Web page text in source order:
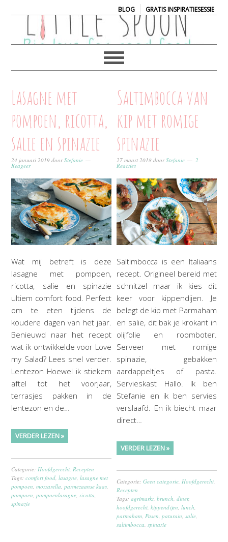
BLOG| GRATIS INSPIRATIESESSIE
Lasagne met
pompoen, ricotta,
salie en spinazie
24 januari 2019 doorStefanie
Reageer
Wat mij betreft is deze
lasagne met pompoen,
ricotta, salie en spinazie
ultiem comfort food. Perfect
om te eten tijdens de
koudere dagen van het jaar.
Benieuwd naar het recept
wat ik ontwikkelde voor Love
my Salad? Lees snel verder.
Lentezon Hoewel ik stiekem
aftel tot het voorjaar,
terrasjes pakken in de
lentezon en de…
VERDER LEZEN »
Categorie: Hoofdgerecht Recepten
Tags:comfort food ,lasagne ,lasagne met
pompoen ,mozzarella ,parmezaanse kaas
pompoen ,pompoenlasagne ricotta
spinazie
Saltimbocca van
kip met romige
spinazie
27 maart 2018 doorStefanie 2
Reacties
Saltimbocca is een Italiaans
recept. Origineel bereid met
schnitzel maar ik kies dit
keer voor kippendijen. Je
belegt de kip met Parmaham
en salie, dit bak je krokant in
olijfolie en roomboter.
Serveer met romige
spinazie, gebakken
aardappeltjes of pasta.
Servieskast Hallo. Ik ben
Stefanie en ik ben servies
verslaafd. En ik biecht maar
direct…
VERDER LEZEN »
Categorie:Geen categorie Hoofdgerecht
Recepten
Tags:agrimarkt ,brunch ,diner,
hoofdgerecht ,kippendijen ,lunch
parmaham Pasen ,paturain ,salie
saltimbocca ,spinazie